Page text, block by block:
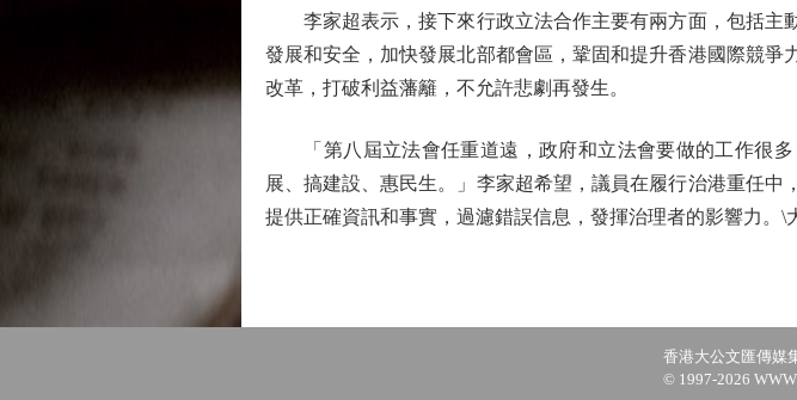
李家超表示，接下來行政立法合作主要有兩方面，包括主
發展和安全，加快發展北部都會區，鞏固和提升香港國際競
改革，打破利益藩籬，不允許悲劇再發生。
「第八屆立法會任重道遠，政府和立法會要做的工作很多
展、搞建設、惠民生。」李家超希望，議員在履行治港重任中
提供正確資訊和事實，過濾錯誤信息，發揮治理者的影響力。\
香港大公文匯傳媒
© 1997-2026